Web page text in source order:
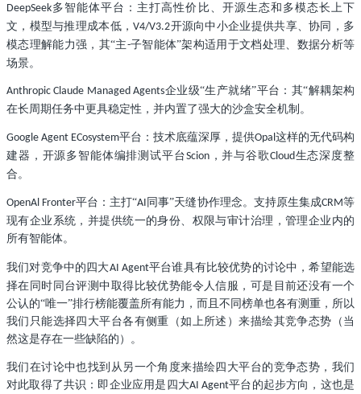
DeepSeek多智能体平台：主打高性价比、开源生态和多模态长上下
文，模型与推理成本低，V4/V3.2开源向中小企业提供共享、协同，多
模态理解能力强，其“主-子智能体”架构适用于文档处理、数据分析等
场景。
Anthropic Claude Managed Agents企业级“生产就绪”平台：其“解耦架构
在长周期任务中更具稳定性，并内置了强大的沙盒安全机制。
Google Agent ECosystem平台：技术底蕴深厚，提供Opal这样的无代码构
建器，开源多智能体编排测试平台Scion，并与谷歌Cloud生态深度整
合。
OpenAl Fronter平台：主打“AI 同事”天缝协作理念。支持原生集成CRM等
现有企业系统，并提供统一的身份、权限与审计治理，管理企业内的
所有智能体。
我们对竞争中的四大AI Agent平台谁具有比较优势的讨论中，希望能选
择在同时同台评测中取得比较优势能令人信服，可是目前还没有一个
公认的“唯一”排行榜能覆盖所有能力，而且不同榜单也各有测重，所以
我们只能选择四大平台各有侧重（如上所述）来描绘其竞争态势（当
然这是存在一些缺陷的）。
我们在讨论中也找到从另一个角度来描绘四大平台的竞争态势，我们
对此取得了共识：即企业应用是四大AI Agent平台的起步方向，这也是